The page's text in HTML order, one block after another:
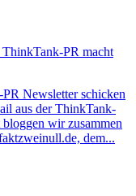
PR macht
Newsletter schicken
aus der ThinkTank-
wir zusammen
dem...